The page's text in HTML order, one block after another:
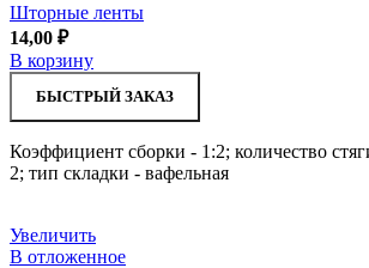
Шторные ленты
14,00 ₽
В корзину
БЫСТРЫЙ ЗАКАЗ
Коэффициент сборки - 1:2; количество
2; тип складки - вафельная
Увеличить
В отложенное